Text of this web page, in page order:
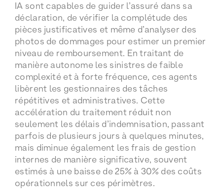
IA sont capables de guider l’assuré dans sa
déclaration, de vérifier la complétude des
pièces justificatives et même d’analyser des
photos de dommages pour estimer un premier
niveau de remboursement. En traitant de
manière autonome les sinistres de faible
complexité et à forte fréquence, ces agents
libèrent les gestionnaires des tâches
répétitives et administratives. Cette
accélération du traitement réduit non
seulement les délais d’indemnisation, passant
parfois de plusieurs jours à quelques minutes,
mais diminue également les frais de gestion
internes de manière significative, souvent
estimés à une baisse de 25% à 30% des coûts
opérationnels sur ces périmètres.